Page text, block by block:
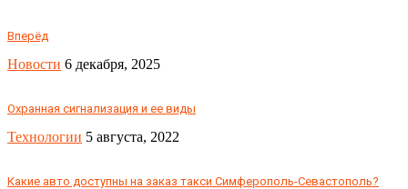
Вперёд
Новости 6 декабря, 2025
Охранная сигнализация и ее виды
Технологии 5 августа, 2022
Какие авто доступны на заказ такси Симферополь-Севастополь?